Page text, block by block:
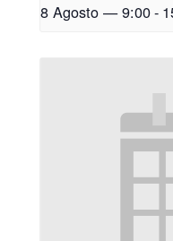
8 Agosto — 9:00-